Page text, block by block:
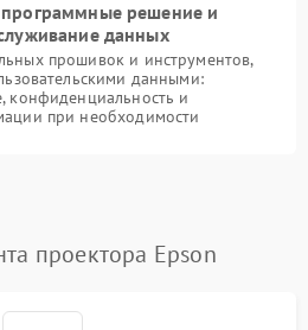
решение и
данных
прошивок и инструментов,
данными:
конфиденциальность и
при необходимости
проектора Epson